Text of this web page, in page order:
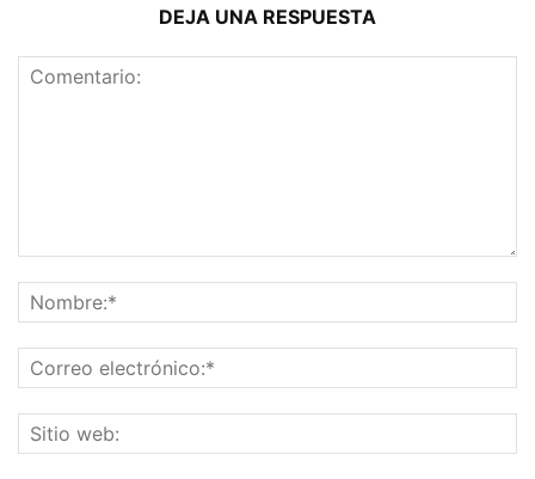
DEJA UNA RESPUESTA